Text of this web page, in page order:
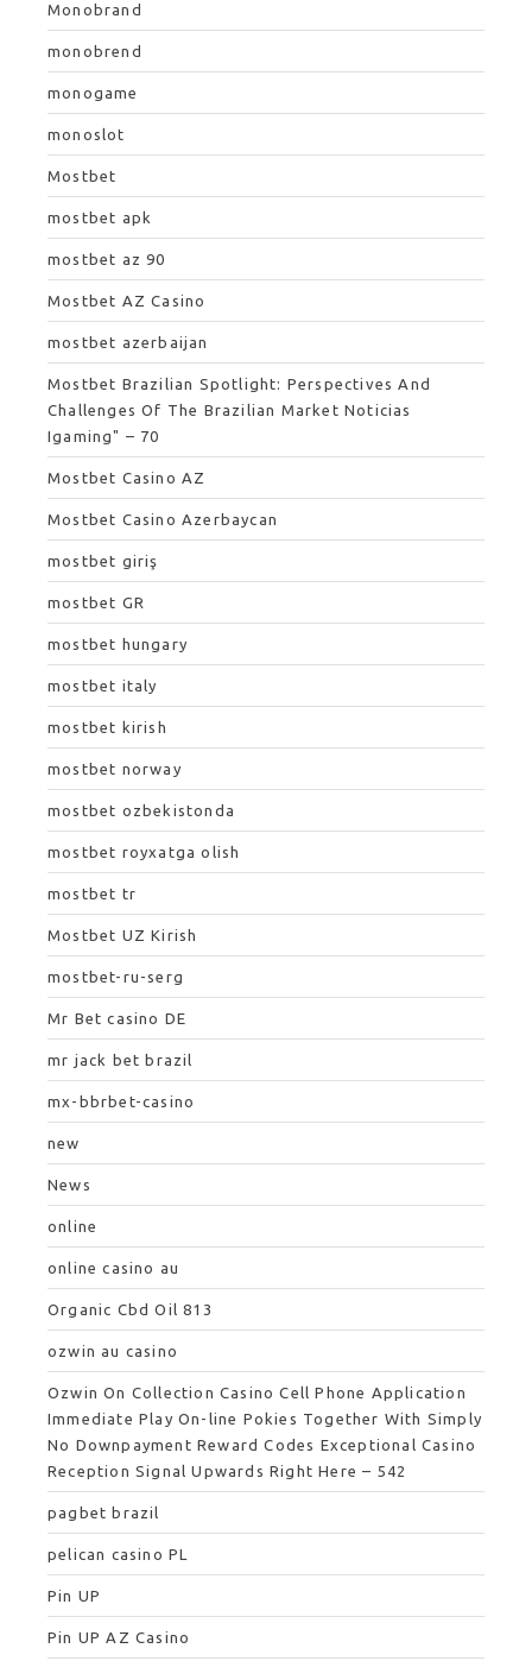
Monobrand
monobrend
monogame
monoslot
Mostbet
mostbet apk
mostbet az 90
Mostbet AZ Casino
mostbet azerbaijan
Mostbet Brazilian Spotlight: Perspectives And
Challenges Of The Brazilian Market Noticias
Igaming" – 70
Mostbet Casino AZ
Mostbet Casino Azerbaycan
mostbet giriş
mostbet GR
mostbet hungary
mostbet italy
mostbet kirish
mostbet norway
mostbet ozbekistonda
mostbet royxatga olish
mostbet tr
Mostbet UZ Kirish
mostbet-ru-serg
Mr Bet casino DE
mr jack bet brazil
mx-bbrbet-casino
new
News
online
online casino au
Organic Cbd Oil 813
ozwin au casino
Ozwin On Collection Casino Cell Phone Application
Immediate Play On-line Pokies Together With Simply
No Downpayment Reward Codes Exceptional Casino
Reception Signal Upwards Right Here – 542
pagbet brazil
pelican casino PL
Pin UP
Pin UP AZ Casino